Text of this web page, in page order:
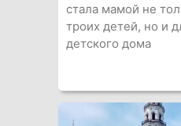
стала мамой не
троих детей, но и
детского дома